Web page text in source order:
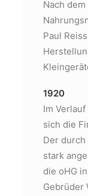
Nach
Paul
1920
Im
sich die
Der
stark
die oHG
Gebrüder